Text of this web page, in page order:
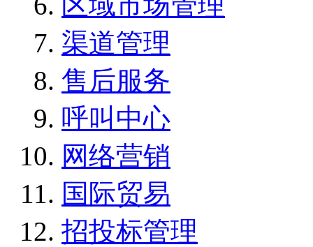
渠道管理
售后服务
呼叫中心
网络营销
国际贸易
招投标管理